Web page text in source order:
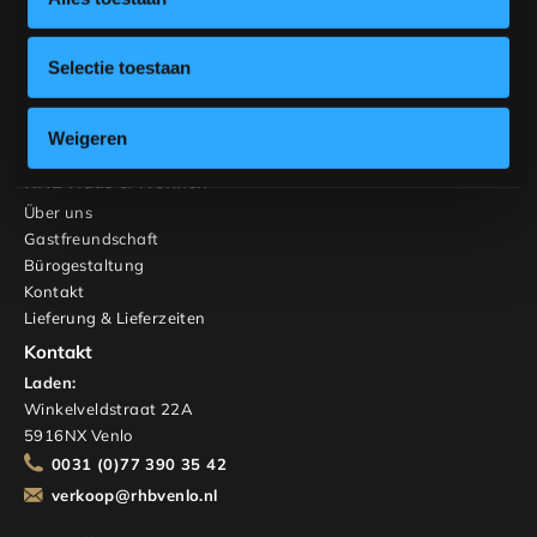
Selectie toestaan
Weigeren
Tische
Banken
Stühle
Maßgeschneidert
Innenberatung
Über uns
Gastfreundschaft
Bürogestaltung
Kontakt
Lieferung & Lieferzeiten
Kontakt
Laden:
Winkelveldstraat 22A
5916NX Venlo
0031 (0)77 390 35 42
verkoop@rhbvenlo.nl